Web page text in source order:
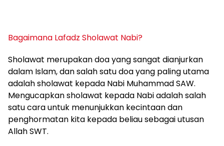
Bagaimana Lafadz Sholawat Nabi?
Sholawat merupakan doa yang sangat dianjurkan
dalam Islam, dan salah satu doa yang paling utama
adalah sholawat kepada Nabi Muhammad SAW.
Mengucapkan sholawat kepada Nabi adalah salah
satu cara untuk menunjukkan kecintaan dan
penghormatan kita kepada beliau sebagai utusan
Allah SWT.